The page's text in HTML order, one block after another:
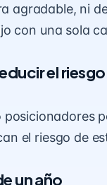
agradable, ni
con una sola
el
el riesgo de
un año